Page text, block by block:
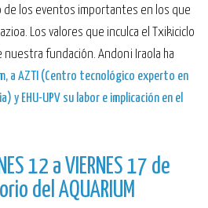
de los eventos importantes en los que
Los valores que inculca el Txikiciclo
fundación. Andoni Iraola ha
a AZTI (Centro tecnológico experto en
y EHU-UPV su labor e implicación en el
12 a VIERNES 17 de
del AQUARIUM